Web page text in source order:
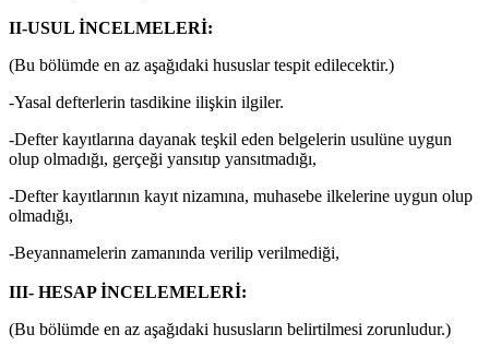
II-USUL İNCELMELERİ:
(Bu bölümde en az aşağıdaki hususlar tespit edilecektir.)
-Yasal defterlerin tasdikine ilişkin ilgiler.
-Defter kayıtlarına dayanak teşkil eden belgelerin usulüne uygun
olup olmadığı, gerçeği yansıtıp yansıtmadığı,
-Defter kayıtlarının kayıt nizamına, muhasebe ilkelerine uygun olup
olmadığı,
-Beyannamelerin zamanında verilip verilmediği,
III- HESAP İNCELEMELERİ:
(Bu bölümde en az aşağıdaki hususların belirtilmesi zorunludur.)